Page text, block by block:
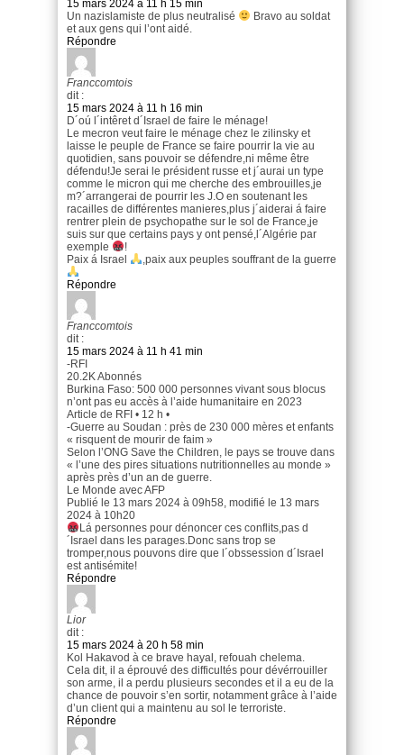
15 mars 2024 à 11 h 15 min
Un nazislamiste de plus neutralisé
Bravo au soldat
et aux gens qui l’ont aidé.
Répondre
Franccomtois
dit :
15 mars 2024 à 11 h 16 min
D´oú l´intêret d´Israel de faire le ménage!
Le mecron veut faire le ménage chez le zilinsky et
laisse le peuple de France se faire pourrir la vie au
quotidien, sans pouvoir se défendre,ni même être
défendu!Je serai le président russe et j´aurai un type
comme le micron qui me cherche des embrouilles,je
m?´arrangerai de pourrir les J.O en soutenant les
racailles de différentes manieres,plus j´aiderai á faire
rentrer plein de psychopathe sur le sol de France,je
suis sur que certains pays y ont pensé,l´Algérie par
exemple
!
Paix á Israel
,paix aux peuples souffrant de la guerre
Répondre
Franccomtois
dit :
15 mars 2024 à 11 h 41 min
-RFI
20.2K Abonnés
Burkina Faso: 500 000 personnes vivant sous blocus
n’ont pas eu accès à l’aide humanitaire en 2023
Article de RFI • 12 h •
-Guerre au Soudan : près de 230 000 mères et enfants
« risquent de mourir de faim »
Selon l’ONG Save the Children, le pays se trouve dans
« l’une des pires situations nutritionnelles au monde »
après près d’un an de guerre.
Le Monde avec AFP
Publié le 13 mars 2024 à 09h58, modifié le 13 mars
2024 à 10h20
Lá personnes pour dénoncer ces conflits,pas d
´Israel dans les parages.Donc sans trop se
tromper,nous pouvons dire que l´obssession d´Israel
est antisémite!
Répondre
Lior
dit :
15 mars 2024 à 20 h 58 min
Kol Hakavod à ce brave hayal, refouah chelema.
Cela dit, il a éprouvé des difficultés pour dévérrouiller
son arme, il a perdu plusieurs secondes et il a eu de la
chance de pouvoir s’en sortir, notamment grâce à l’aide
d’un client qui a maintenu au sol le terroriste.
Répondre